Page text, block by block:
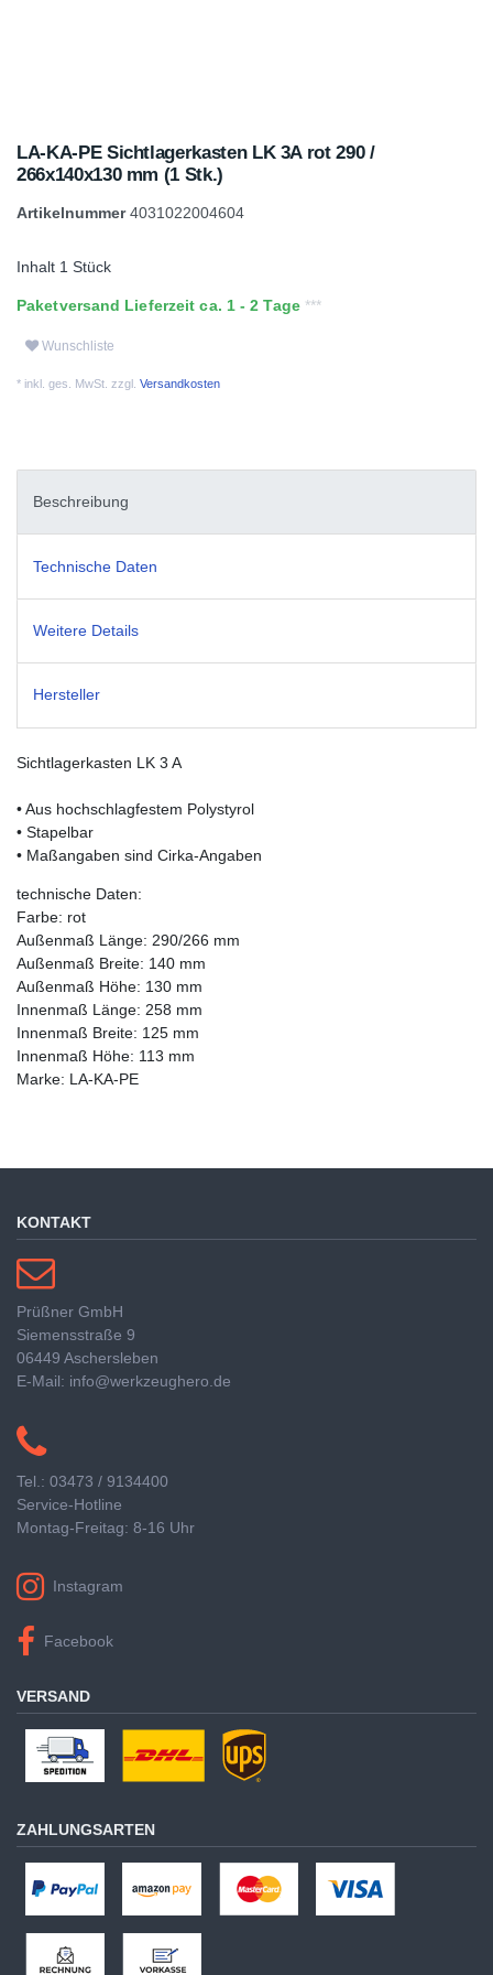
LA-KA-PE Sichtlagerkasten LK 3A rot 290 /
266x140x130 mm (1 Stk.)
Artikelnummer4031022004604
Inhalt 1 Stück
Paketversand Lieferzeit ca. 1 - 2 Tage
Wunschliste
* inkl. ges. MwSt. zzgl. Versandkosten
Beschreibung
Technische Daten
Weitere Details
Hersteller
Sichtlagerkasten LK 3 A
• Aus hochschlagfestem Polystyrol
• Stapelbar
• Maßangaben sind Cirka-Angaben
technische Daten:
Farbe: rot
Außenmaß Länge: 290/266 mm
Außenmaß Breite: 140 mm
Außenmaß Höhe: 130 mm
Innenmaß Länge: 258 mm
Innenmaß Breite: 125 mm
Innenmaß Höhe: 113 mm
Marke: LA-KA-PE
KONTAKT
Prüßner GmbH
Siemensstraße 9
06449 Aschersleben
E-Mail: info@werkzeughero.de
Tel.: 03473 / 9134400
Service-Hotline
Montag-Freitag: 8-16 Uhr
Instagram
Facebook
VERSAND
ZAHLUNGSARTEN